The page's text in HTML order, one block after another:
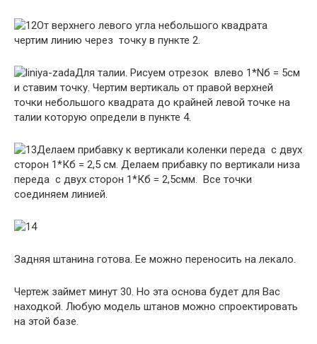
От верхнего левого угла небольшого квадрата
чертим линию через точку в пункте 2.
Для талии. Рисуем отрезок влево 1*Nб = 5см
и ставим точку. Чертим вертикаль от правой верхней
точки небольшого квадрата до крайней левой точке на
талии которую определи в пункте 4.
Делаем прибавку к вертикали коленки переда с двух
сторон 1*Кб = 2,5 см. Делаем прибавку по вертикали низа
переда с двух сторон 1*Кб = 2,5смм. Все точки
соединяем линией.
Задняя штанина готова. Ее можно переносить на лекало.
Чертеж займет минут 30. Но эта основа будет для Вас
находкой. Любую модель штанов можно спроектировать
на этой базе.